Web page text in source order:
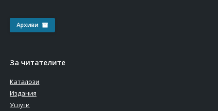
Архиви
За читателите
Каталози
Издания
Услуги